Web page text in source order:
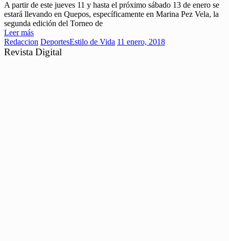
A partir de este jueves 11 y hasta el próximo sábado 13 de enero se
estará llevando en Quepos, específicamente en Marina Pez Vela, la
segunda edición del Torneo de
Leer más
Redaccion DeportesEstilo de Vida 11 enero, 2018
Revista Digital